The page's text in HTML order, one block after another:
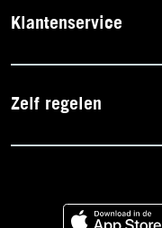
Klantenservice
Zelf regelen